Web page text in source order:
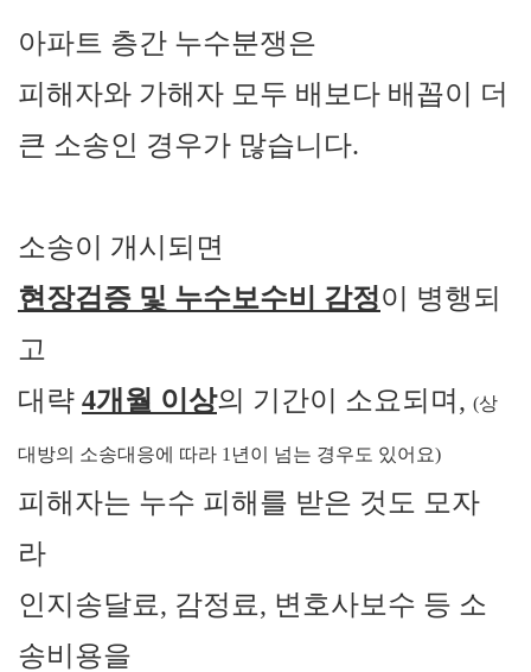
아파트 층간 누수분쟁은
피해자와 가해자 모두 배보다 배꼽이 더
큰 소송인 경우가 많습니다.
소송이 개시되면
현장검증 및 누수보수비 감정이 병행되
고
대략 4개월 이상의 기간이 소요되며 , (상
대방의 소송대응에 따라 1년이 넘는 경우도 있어요)
피해자는 누수 피해를 받은 것도 모자
라
인지송달료, 감정료, 변호사보수 등 소
송비용을